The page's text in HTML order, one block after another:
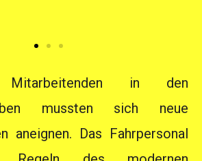
in den
mussten sich neue
aneignen. Das Fahrpersonal